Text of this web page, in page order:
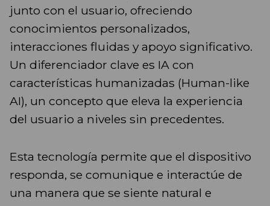
junto con el usuario, ofreciendo
conocimientos personalizados,
interacciones fluidas y apoyo significativo.
Un diferenciador clave es IA con
características humanizadas (Human-like
AI), un concepto que eleva la experiencia
del usuario a niveles sin precedentes.
Esta tecnología permite que el dispositivo
responda, se comunique e interactúe de
una manera que se siente natural e